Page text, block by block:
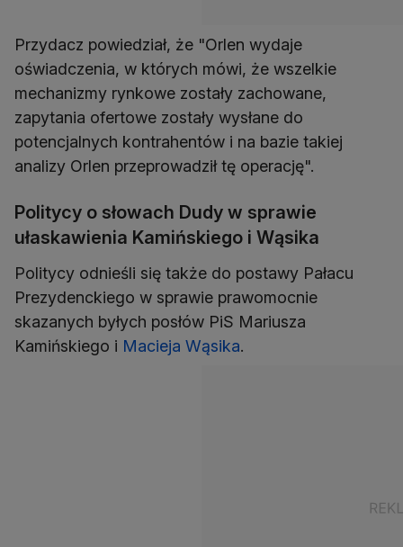
Przydacz powiedział, że "Orlen wydaje
oświadczenia, w których mówi, że wszelkie
mechanizmy rynkowe zostały zachowane,
zapytania ofertowe zostały wysłane do
potencjalnych kontrahentów i na bazie takiej
analizy Orlen przeprowadził tę operację".
Politycy o słowach Dudy w sprawie
ułaskawienia Kamińskiego i Wąsika
Politycy odnieśli się także do postawy Pałacu
Prezydenckiego w sprawie prawomocnie
skazanych byłych posłów PiS Mariusza
Kamińskiego i Macieja Wąsika.